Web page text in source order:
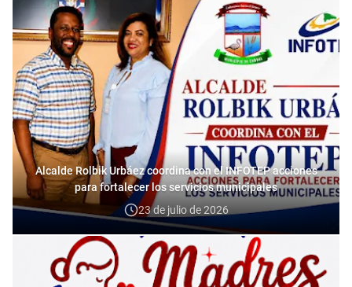
Alcalde Rolbik Urbáez coordina con el INFOTEP acciones
para fortalecer los servicios municipales
23 de julio de 2026